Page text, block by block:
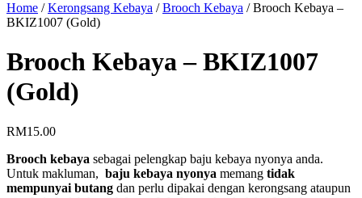
Home /Kerongsang Kebaya /Brooch Kebaya /Brooch Kebaya –
BKIZ1007 (Gold)
Brooch Kebaya – BKIZ1007
(Gold)
RM15.00
Brooch kebaya sebagai pelengkap baju kebaya nyonya anda.
Untuk makluman, baju kebaya nyonya memang tidak
mempunyai butang dan perlu dipakai dengan kerongsang ataupun